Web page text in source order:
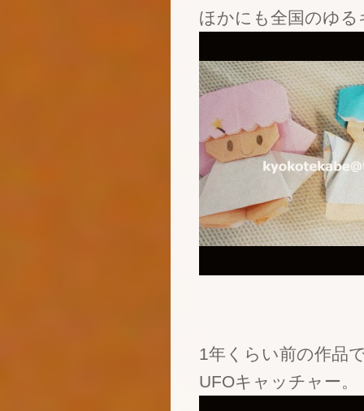
ほかにも全国のゆ
1年くらい前の作品
UFOキャッチャー。